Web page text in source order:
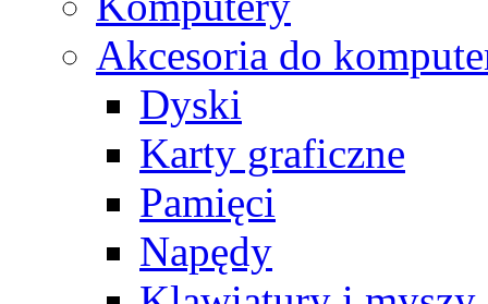
Akcesoria do
Dyski
Karty graficzne
Pamięci
Napędy